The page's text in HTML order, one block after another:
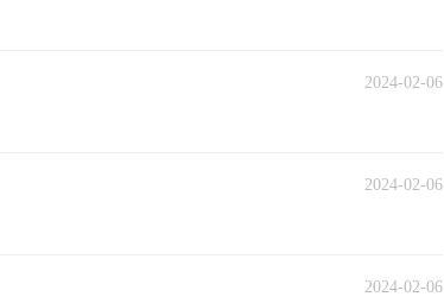
2024-02-06
2024-02-06
2024-02-06